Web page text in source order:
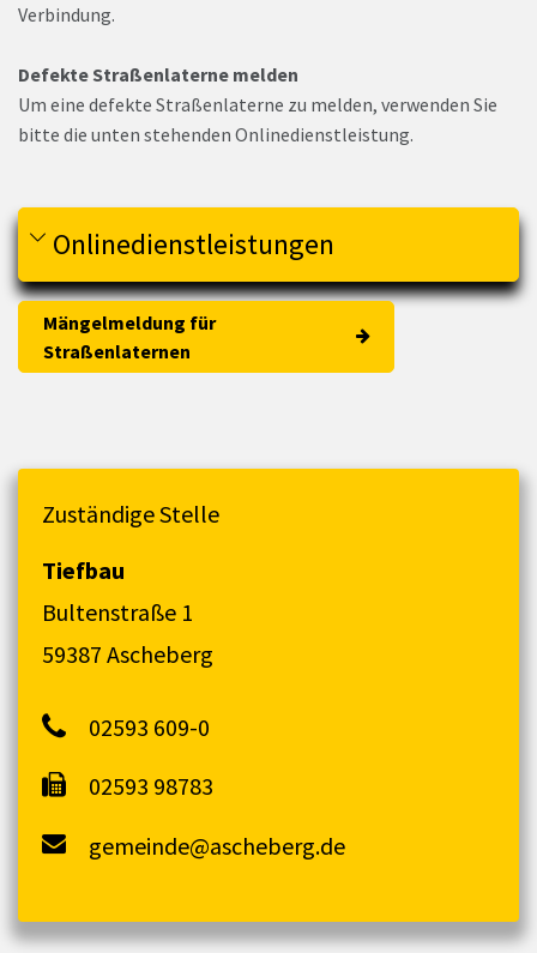
Verbindung.
Defekte Straßenlaterne melden
Um eine defekte Straßenlaterne zu melden, verwenden Sie
bitte die unten stehenden Onlinedienstleistung.
Onlinedienstleistungen
Mängelmeldung für
Straßenlaternen
Zuständige Stelle
Tiefbau
Bultenstraße 1
59387 Ascheberg
02593 609-0
02593 98783
gemeinde@ascheberg.de